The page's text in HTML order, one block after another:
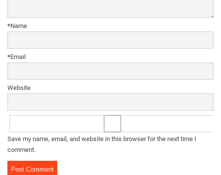
Name
*
Email
*
Website
Save my name, email, and website in this browser for the next time I
comment.